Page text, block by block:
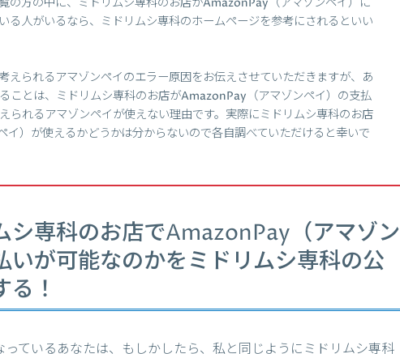
る人がいるなら、ミドリムシ専科のホームページを参考にされるといい
えられるアマゾンペイのエラー原因をお伝えさせていただきますが、あ
ことは、ミドリムシ専科のお店がAmazonPay（アマゾンペイ）の支払
られるアマゾンペイが使えない理由です。実際にミドリムシ専科のお店
）が使えるかどうかは分からないので各自調べていただけると幸いで
シ専科のお店でAmazonPay（アマゾン
いが可能なのかをミドリムシ専科の公
！
ているあなたは、もしかしたら、私と同じようにミドリムシ専科